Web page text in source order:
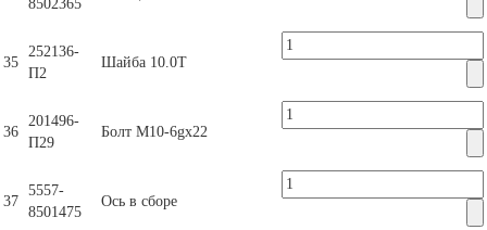
8502365
35
252136-
П2
Шайба 10.0Т
36
201496-
П29
Болт М10-6gх22
37
5557-
8501475
Ось в сборе